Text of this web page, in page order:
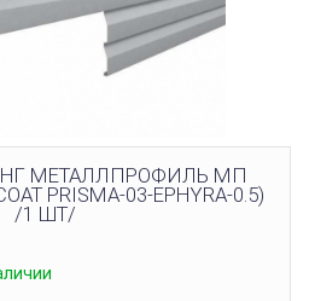
МЕТАЛЛПРОФИЛЬ МП
PRISMA-03-EPHYRA-0.5)
/1 ШТ/